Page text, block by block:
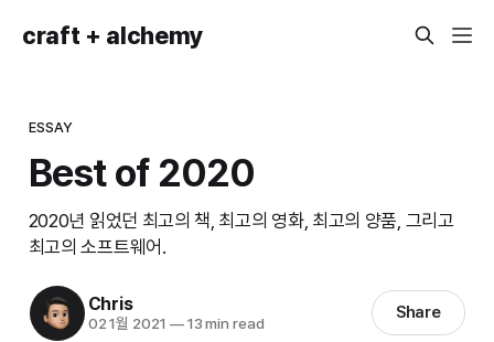
craft + alchemy
ESSAY
Best of 2020
2020년 읽었던 최고의 책, 최고의 영화, 최고의 양품, 그리고
최고의 소프트웨어.
Chris
02 1월 2021 —13 min read
Share